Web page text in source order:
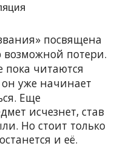
посвящена
потери.
пока читаются
уже начинает
Еще
исчезнет, став
Но стоит только
и её.